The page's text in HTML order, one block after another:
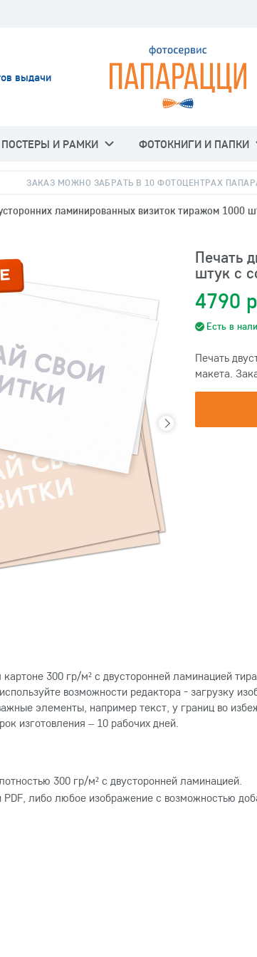
выдачи
ПОСТЕРЫ И РАМКИ ФОТОКНИГИ И ПАПКИ
ЗАКАЗ МОЖНО ЗАБРАТЬ В 10 ФОТОЦЕНТРАХ
ламинированных визиток тиражом 1000
Печать
штук с
4790
Есть в
Печать
макета.
300 гр/м² с двусторонней ламинацией
возможности редактора - загрузку
элементы, например текст, у границ во
изготовления – 10 рабочих дней.
300 гр/м² с двусторонней ламинацией.
либо любое изображение с возможностью